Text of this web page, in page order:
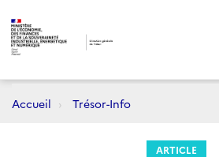
Accueil Trésor-Info
ARTICLE